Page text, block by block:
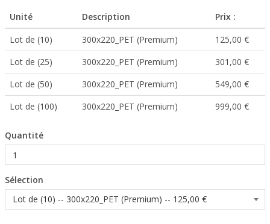
Unité Description
Prix :
Lot de (10)
300x220_PET (Premium)
125,00 €
Lot de (25)
300x220_PET (Premium)
301,00 €
Lot de (50)
300x220_PET (Premium)
549,00 €
Lot de (100)
300x220_PET (Premium) 999,00 €
Quantité
Sélection